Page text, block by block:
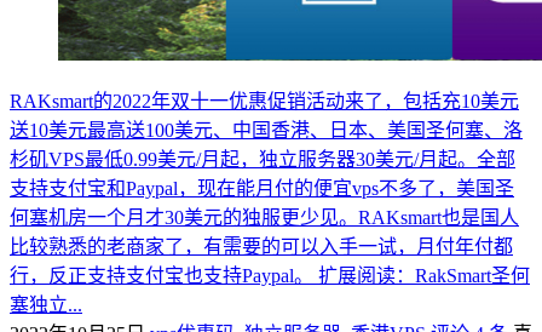
RAKsmart的2022年双十一优惠促销活动来了，包括充10美元
送10美元最高送100美元、中国香港、日本、美国圣何塞、洛
杉矶VPS最低0.99美元/月起，独立服务器30美元/月起。全部
支持支付宝和Paypal，现在能月付的便宜vps不多了，美国圣
何塞机房一个月才30美元的独服更少见。RAKsmart也是国人
比较熟悉的老商家了，有需要的可以入手一试，月付年付都
行，反正支持支付宝也支持Paypal。 扩展阅读：RakSmart圣何
塞独立...